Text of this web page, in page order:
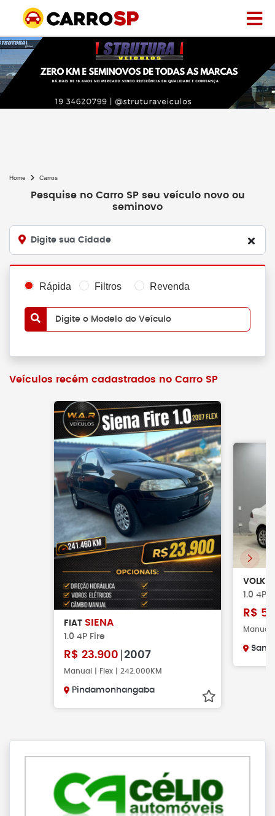
Home Carros
Pesquise no Carro SP seu veículo novo ou
seminovo
Digite sua Cidade
Rápida Filtros Revenda
Digite o Modelo do Veículo
Veículos recém cadastrados no Carro SP
FIAT SIENA
1.0 4P Fire
R$ 23.900 2007
Manual | Flex | 242.000KM
Pindamonhangaba
1.0 4P
R$
Manual